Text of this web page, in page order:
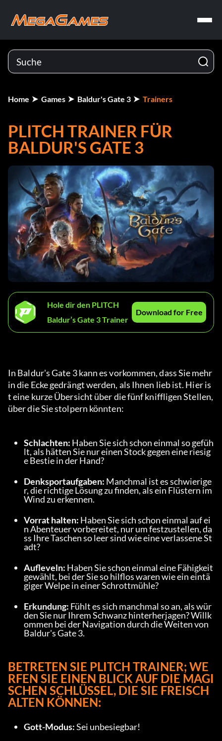
Home Games Baldur's Gate 3 Trainers
PLITCH TRAINER FÜR
BALDUR'S GATE 3
Hole dir den PLITCH
Baldur’s Gate 3 Trainer
Download for Free
In Baldur's Gate 3 kann es vorkommen, dass Sie mehr
in die Ecke gedrängt werden, als Ihnen lieb ist. Hier is
t eine kurze Übersicht über die fünf kniffligen Stellen,
über die Sie stolpern könnten:
Schlachten: Haben Sie sich schon einmal so gefüh
lt, als hätten Sie nur einen Stock gegen eine riesig
e Bestie in der Hand?
Denksportaufgaben: Manchmal ist es schwierige
r, die richtige Lösung zu finden, als ein Flüstern im
Wind zu erkennen.
Vorrat halten: Haben Sie sich schon einmal auf ei
n Abenteuer vorbereitet, nur um festzustellen, da
ss Ihre Taschen so leer sind wie eine verlassene St
adt?
Aufleveln: Haben Sie schon einmal eine Fähigkeit
gewählt, bei der Sie so hilflos waren wie ein eintä
giger Welpe in einer Schrottmühle?
Erkundung: Fühlt es sich manchmal so an, als wür
den Sie nur Ihrem Schwanz hinterherjagen? Willk
ommen bei der Navigation durch die Weiten von
Baldur's Gate 3.
BETRETEN SIE PLITCH TRAINER; WE
RFEN SIE EINEN BLICK AUF DIE MAGI
SCHEN SCHLÜSSEL, DIE SIE FREISCH
ALTEN KÖNNEN:
Gott-Modus: Sei unbesiegbar!